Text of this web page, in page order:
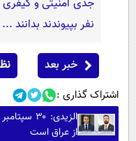
نفر بپیوندند بدانند ...
خبر بعد
اشتراک گذاری :
الزیدی:
از عراق است